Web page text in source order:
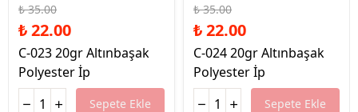
₺ 35.00
₺ 22.00
C-023 20gr Altınbaşak
Polyester İp
Sepete Ekle
₺ 35.00
₺ 22.00
C-024 20gr Altınbaşak
Polyester İp
Sepete Ekle